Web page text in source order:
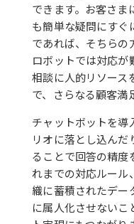
できます。お客さま
も簡単な疑問にすぐ
であれば、そちらの
ロボットでは対応が
相談に人的リソース
で、さらなる顧客満
チャットボットを導
リオに落とし込ん
ることで回答の精度
れまでの対応ルール
織に蓄積されたデー
に属人化させないこ